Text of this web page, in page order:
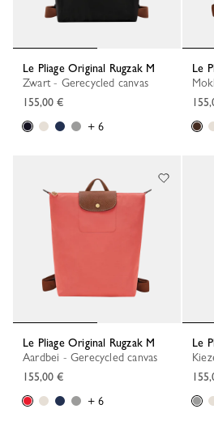
Le Pliage Original Rugzak M
Zwart - Gerecycled canvas
155,00 €
+ 6
Le
Le Pliage Original Rugzak M
Aardbei - Gerecycled canvas
155,00 €
+ 6
Le